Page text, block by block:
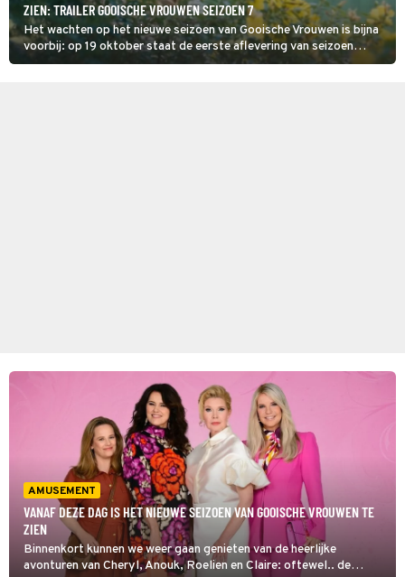
ZIEN: TRAILER GOOISCHE VROUWEN SEIZOEN 7
Het wachten op het nieuwe seizoen van Gooische Vrouwen is bijna
voorbij: op 19 oktober staat de eerste aflevering van seizoen
zeven op Videoland en op 2 november zie je die op SBS6. Zojuist is
AMUSEMENT
VANAF DEZE DAG IS HET NIEUWE SEIZOEN VAN GOOISCHE VROUWEN TE
ZIEN
Binnenkort kunnen we weer gaan genieten van de heerlijke
avonturen van Cheryl, Anouk, Roelien en Claire: oftewel.. de